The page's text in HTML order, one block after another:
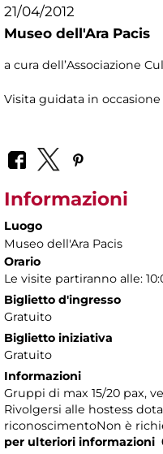
21/04/2012
Museo dell'Ara Pacis
a cura dell’Associazione
Visita guidata in occasione
Informazioni
Luogo
Museo dell'Ara Pacis
Orario
Le visite partiranno alle:
Biglietto d'ingresso
Gratuito
Biglietto iniziativa
Gratuito
Informazioni
Gruppi di max 15/20 pax,
Rivolgersi alle hostess
riconoscimentoNon è
per ulteriori informazioni